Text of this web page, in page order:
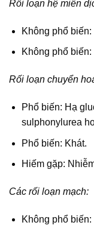
Rối loạn hệ miễn
Không phổ biến:
Không phổ
Rối loạn chuyển
Phổ biến: Hạ
sulphonylurea
Phổ biến: Khát.
Hiếm gặp:
Các rối loạn mạch:
Không phổ